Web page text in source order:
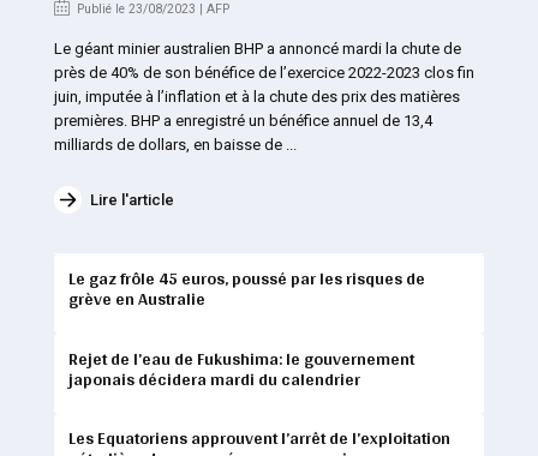
Publié le 23/08/2023 | AFP
Le géant minier australien BHP a annoncé mardi la chute de
près de 40% de son bénéfice de l’exercice 2022-2023 clos fin
juin, imputée à l’inflation et à la chute des prix des matières
premières. BHP a enregistré un bénéfice annuel de 13,4
milliards de dollars, en baisse de ...
Lire l'article
Le gaz frôle 45 euros, poussé par les risques de
grève en Australie
Rejet de l’eau de Fukushima: le gouvernement
japonais décidera mardi du calendrier
Les Equatoriens approuvent l’arrêt de l’exploitation